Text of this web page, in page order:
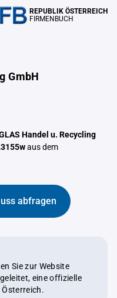
REPUBLIK ÖSTERREICH
FIRMENBUCH
GmbH
Handel u. Recycling
aus dem
abfragen
Sie zur Website